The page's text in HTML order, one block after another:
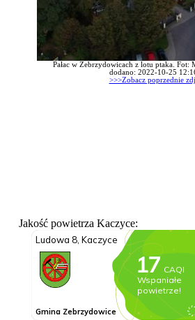
Pałac w Zebrzydowicach z lotu ptaka. Fot:
dodano: 2022-10-25
>>>Zobacz poprzednie
Jakość powietrza Kaczyce: